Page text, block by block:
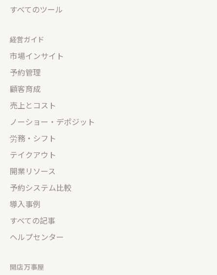
すべてのツール
経営ガイド
市場インサイト
予約管理
顧客育成
売上とコスト
ノーショー・デポジット
労務・シフト
テイクアウト
開業リソース
予約システム比較
導入事例
すべての記事
ヘルプセンター
開店万事屋